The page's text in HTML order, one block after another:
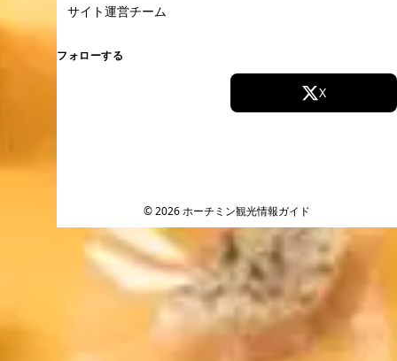
サイト運営チーム
フォローする
X
© 2026 ホーチミン観光情報ガイド